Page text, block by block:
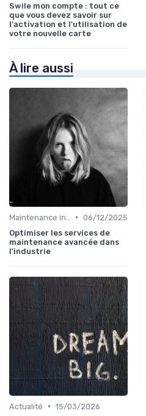
Swile mon compte : tout ce
que vous devez savoir sur
l'activation et l'utilisation de
votre nouvelle carte
À lire aussi
• 06/12/2025
Optimiser les services de
maintenance avancée dans
l'industrie
Actualité • 15/03/2026